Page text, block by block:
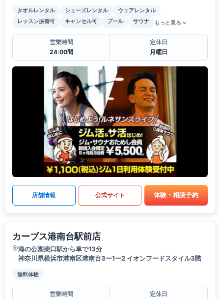
タオルレンタル シューズレンタル
ウェアレンタル
レッスン振替可
キャンセル可 プール サウナ もっと見る
営業時間
24:00間
定休日
月曜日
店舗情報 公式サイト 体験・相談予約
カーブス港南台駅前店
海の公園柴口駅から車で13分
神奈川県横浜市港南区港南台3ー1ー2 イオンフードスタイル3階
無料体験
営業時間
定休日